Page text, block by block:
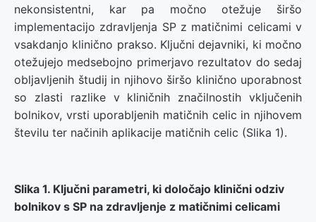
nekonsistentni, kar pa močno otežuje širšo
implementacijo zdravljenja SP z matičnimi celicami v
vsakdanjo klinično prakso. Ključni dejavniki, ki močno
otežujejo medsebojno primerjavo rezultatov do sedaj
obljavljenih študij in njihovo širšo klinično uporabnost
so zlasti razlike v kliničnih značilnostih vključenih
bolnikov, vrsti uporabljenih matičnih celic in njihovem
številu ter načinih aplikacije matičnih celic (Slika 1).
Slika 1. Ključni parametri, ki določajo klinični odziv
bolnikov s SP na zdravljenje z matičnimi celicami